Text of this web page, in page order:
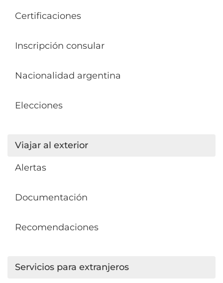
Certificaciones
Inscripción consular
Nacionalidad argentina
Elecciones
Viajar al exterior
Alertas
Documentación
Recomendaciones
Servicios para extranjeros